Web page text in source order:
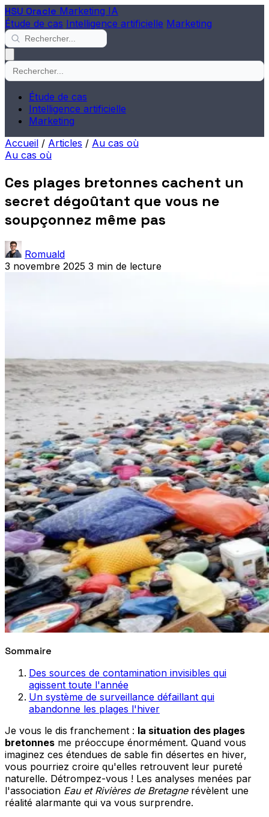
HSU Oracle Marketing IA
Étude de cas Intelligence artificielle Marketing
Étude de cas
Intelligence artificielle
Marketing
Accueil / Articles / Au cas où
Au cas où
Ces plages bretonnes cachent un
secret dégoûtant que vous ne
soupçonnez même pas
Romuald
3 novembre 2025 3 min de lecture
Sommaire
Des sources de contamination invisibles qui
agissent toute l'année
Un système de surveillance défaillant qui
abandonne les plages l'hiver
Je vous le dis franchement : la situation des plages
bretonnes me préoccupe énormément. Quand vous
imaginez ces étendues de sable fin désertes en hiver,
vous pourriez croire qu'elles retrouvent leur pureté
naturelle. Détrompez-vous ! Les analyses menées par
l'association Eau et Rivières de Bretagnerévèlent une
réalité alarmante qui va vous surprendre.